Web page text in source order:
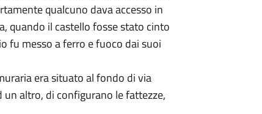
qualcuno dava accesso in
quando il castello fosse stato cinto
fu messo a ferro e fuoco dai suoi
era situato al fondo di via
altro, di configurano le fattezze,